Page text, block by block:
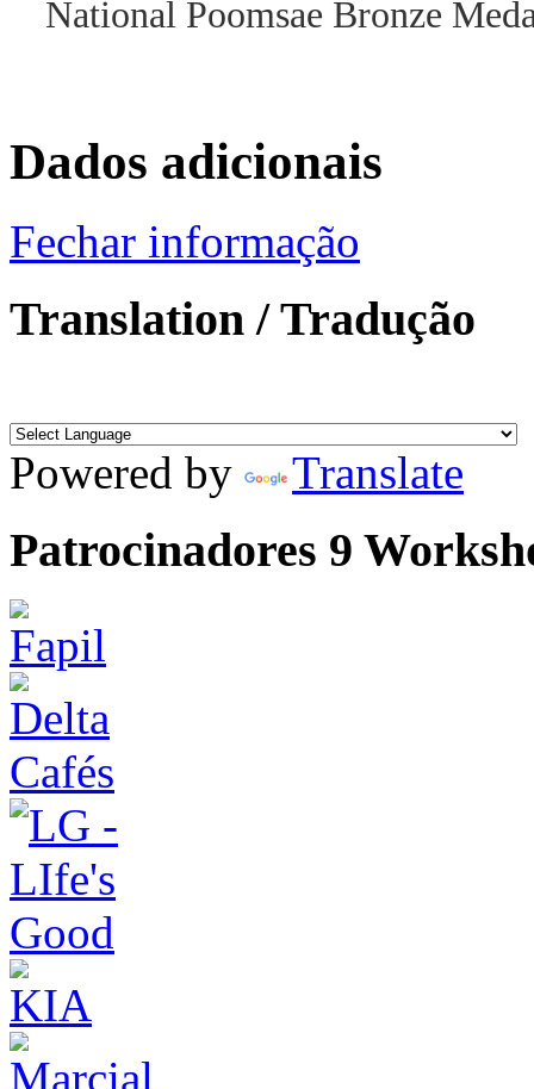
National Poomsae Bronze
Dados adicionais
Fechar informação
Translation / Tradução
Powered by Translate
Patrocinadores 9